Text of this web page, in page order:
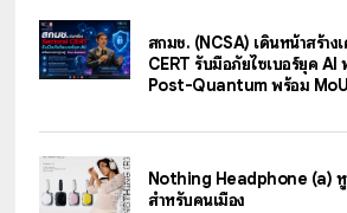
สกมช. (NCSA) เดินหน้าสร้า
CERT รับมือภัยไซเบอร์ยุค AI
Post-Quantum พร้อม
Nothing Headphone (a)
สำหรับคนเมือง